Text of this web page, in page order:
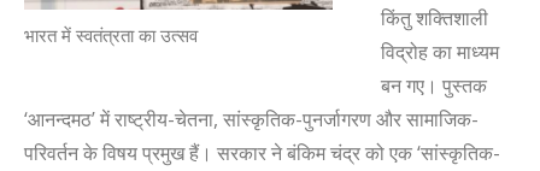
भारत में स्वतंत्रता का उत्सव
किंतु शक्तिशाली
विद्रोह का माध्यम
बन गए। पुस्तक
‘आनन्दमठ’में राष्ट्रीय-चेतना, सांस्कृतिक-पुनर्जागरण और सामाजिक-
परिवर्तन के विषय प्रमुख हैं। सरकार ने बंकिम चंद्र को एक‘सांस्कृतिक-